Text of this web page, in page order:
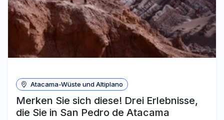
Atacama-Wüste und Altiplano
Merken Sie sich diese! Drei Erlebnisse,
die Sie in San Pedro de Atacama